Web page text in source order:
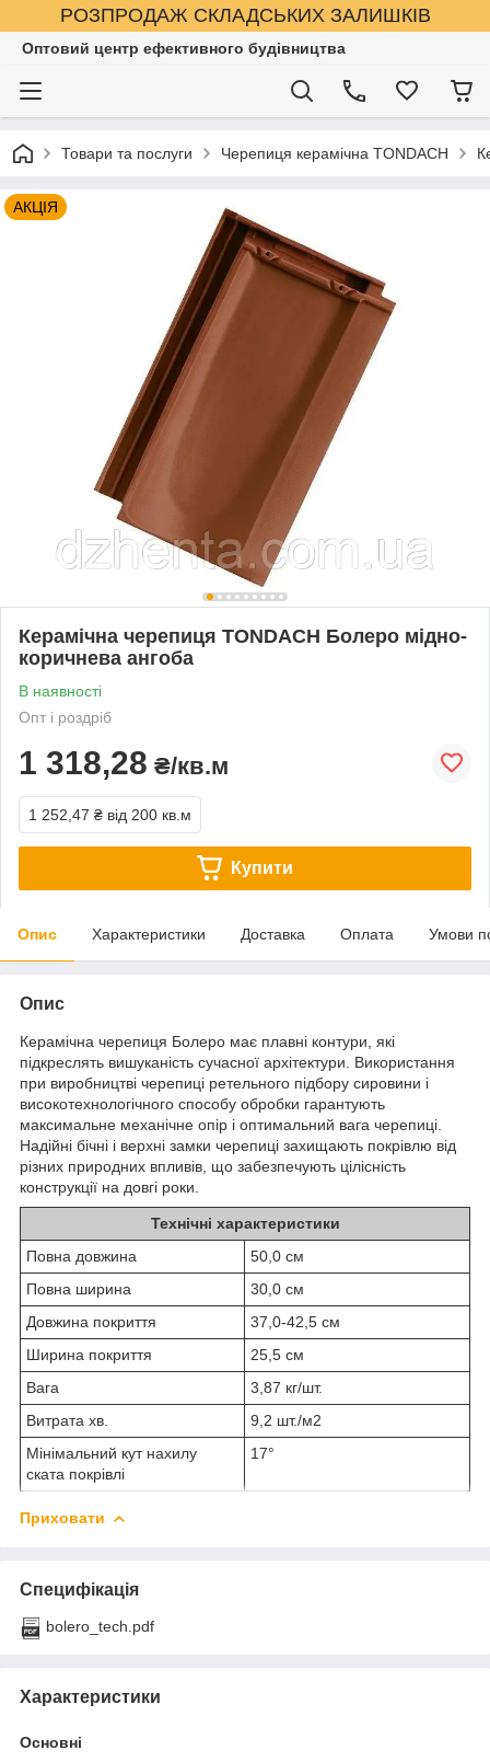
РОЗПРОДАЖ СКЛАДСЬКИХ ЗАЛИШКІВ
Оптовий центр ефективного будівництва
Товари та послуги Черепиця керамічна TONDACH
АКЦІЯ
Керамічна черепиця TONDACH Болеро мідно-
коричнева ангоба
В наявності
Опт і роздріб
1 318,28 ₴/кв.м
1 252,47 ₴ від 200 кв.м
Купити
Опис Характеристики Доставка Оплата Умови
Опис
Керамічна черепиця Болеро має плавні контури, які
підкреслять вишуканість сучасної архітектури. Використання
при виробництві черепиці ретельного підбору сировини і
високотехнологічного способу обробки гарантують
максимальне механічне опір і оптимальний вага черепиці.
Надійні бічні і верхні замки черепиці захищають покрівлю від
різних природних впливів, що забезпечують цілісність
конструкції на довгі роки.
Технічні характеристики
Повна довжина
50,0 см
Повна ширина
30,0 см
Довжина покриття
37,0-42,5 см
Ширина покриття
25,5 см
Вага
3,87 кг/шт.
Витрата хв.
9,2 шт./м2
Мінімальний кут нахилу
ската покрівлі
17°
Приховати
Специфікація
bolero_tech.pdf
Характеристики
Основні